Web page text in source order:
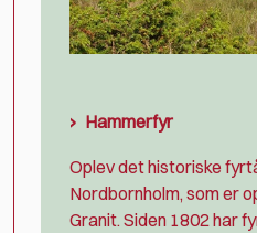
Hammerfyr
Oplev det historiske
Nordbornholm, som er
Granit. Siden 1802 har